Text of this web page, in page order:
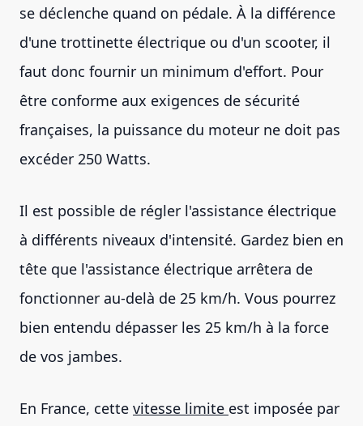
se déclenche quand on pédale. À la différence
d'une trottinette électrique ou d'un scooter, il
faut donc fournir un minimum d'effort. Pour
être conforme aux exigences de sécurité
françaises, la puissance du moteur ne doit pas
excéder 250 Watts.
Il est possible de régler l'assistance électrique
à différents niveaux d'intensité. Gardez bien en
tête que l'assistance électrique arrêtera de
fonctionner au-delà de 25 km/h. Vous pourrez
bien entendu dépasser les 25 km/h à la force
de vos jambes.
En France, cette vitesse limite est imposée par